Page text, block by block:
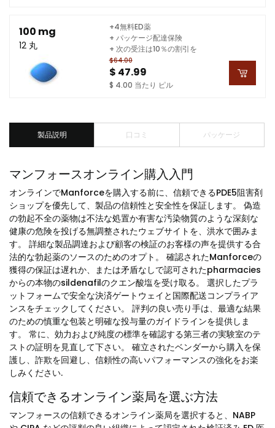
100 mg
12 丸
$64.00
$ 47.99
$ 4.00 当たり ピル
+4無料ED薬
+ パッケージ配達保険
+ 次の受注は10％の割引を
製品説明 口コミ パッケージ
マンフォースオンライン購入入門
オンラインでManforceを購入する前に、信頼できるPDE5阻害剤
ショップを優先して、製品の信頼性と安全性を保証します。 偽造
の勃起不全の薬物は不法な処置か有害な汚染物質のような深刻な
健康の危険を投げる無調整されたウェブサイトを、洪水で囲みま
す。 詳細な製品調達および顧客の検証のお客様の声を提供する合
法的な勃起薬のソースのためのオプト。 確認されたManforceの
獲得の保証は遅れか、または矛盾なしで認可されたpharmacies
からの本物のsildenafilのクエン酸塩を受け取る。 選択したプラ
ットフォームで安全な決済ゲートウェイと国際配送コンプライア
ンスをチェックしてください。 評判の良い売り手は、最適な結果
のための慎重な包装と明確な投与量のガイドラインを提供しま
す。 常に、効力および純度の標準を確認する第三者の実験室のテ
ストの証明を見直して下さい。 確立されたベンダーから購入を保
護し、詐欺を回避し、信頼性の高いパフォーマンスの強化をお楽
しみください.
信頼できるオンライン薬局を選ぶ方法
マンフォースの信頼できるオンライン薬局を選択すると、NABP